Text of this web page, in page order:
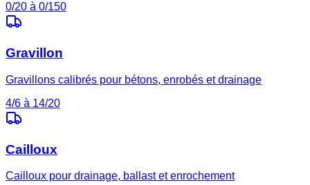
0/20 à 0/150
Gravillon
Gravillons calibrés pour bétons, enrobés et drainage
4/6 à 14/20
Cailloux
Cailloux pour drainage, ballast et enrochement